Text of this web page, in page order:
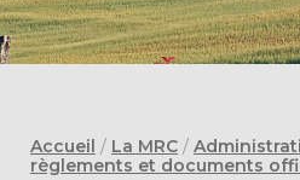
Accueil / La MRC /
règlements et documents